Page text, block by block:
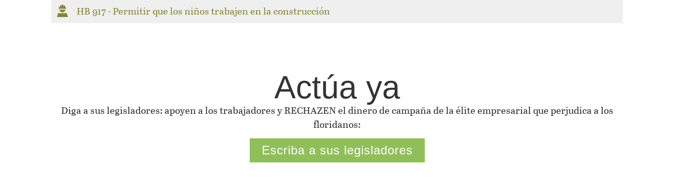
HB 917 - Permitir que los niños trabajen en la construcción
Actúa ya
Diga a sus legisladores: apoyen a los trabajadores y RECHAZEN el dinero de campaña de la élite empresarial que perjudica a los
floridanos:
Escriba a sus legisladores